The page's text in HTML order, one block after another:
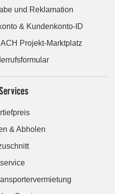
und Reklamation
& Kundenkonto-ID
Projekt-Marktplatz
& Abholen